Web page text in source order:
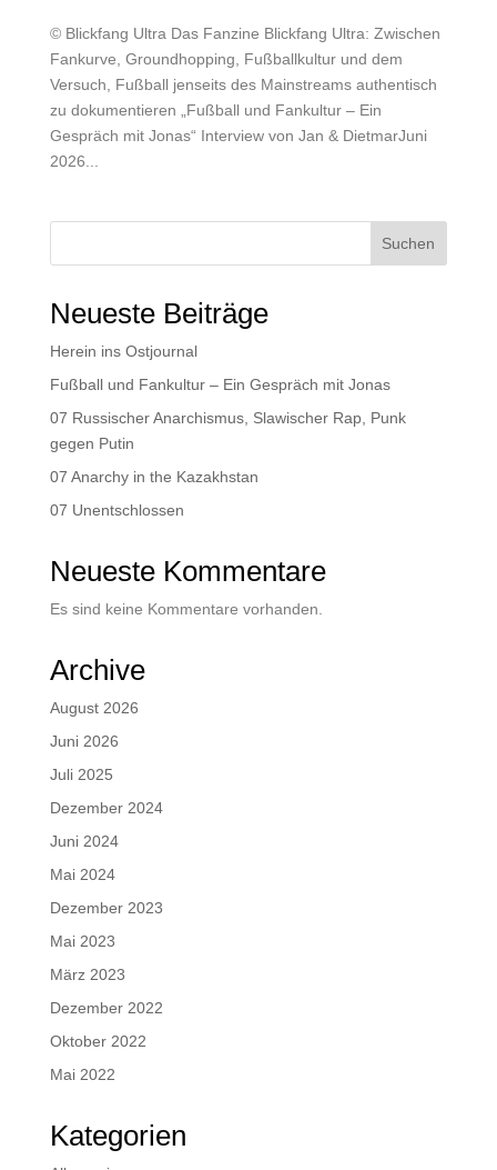
© Blickfang Ultra Das Fanzine Blickfang Ultra: Zwischen
Fankurve, Groundhopping, Fußballkultur und dem
Versuch, Fußball jenseits des Mainstreams authentisch
zu dokumentieren „Fußball und Fankultur – Ein
Gespräch mit Jonas“ Interview von Jan & DietmarJuni
2026...
Suchen
Neueste Beiträge
Herein ins Ostjournal
Fußball und Fankultur – Ein Gespräch mit Jonas
07 Russischer Anarchismus, Slawischer Rap, Punk
gegen Putin
07 Anarchy in the Kazakhstan
07 Unentschlossen
Neueste Kommentare
Es sind keine Kommentare vorhanden.
Archive
August 2026
Juni 2026
Juli 2025
Dezember 2024
Juni 2024
Mai 2024
Dezember 2023
Mai 2023
März 2023
Dezember 2022
Oktober 2022
Mai 2022
Kategorien